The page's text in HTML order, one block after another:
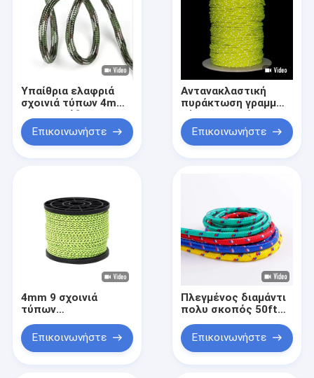
Υπαίθρια ελαφριά
σχοινιά τύπων 4mm
100ft για τη σκηνή
Tarp
Επικοινωνήστε
Αντανακλαστική
πυράκτωση γραμμών
στο σκοτεινό σχοινί
50ft
Επικοινωνήστε
4mm 9 σχοινιά
τύπων
στρατοπέδευσης
νημάτων Awning η
σκοινί για άπλωμα
τύπων
Επικοινωνήστε
Πλεγμένος διαμάντι
πολυ σκοπός 50ft
σχοινιών
πολυπροπυλενίου
βαρέων καθηκόντων
Επικοινωνήστε